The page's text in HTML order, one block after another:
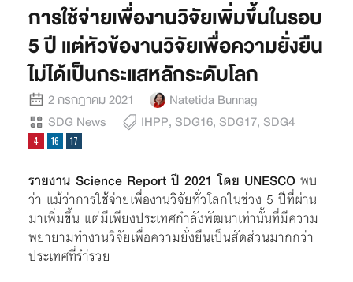
การใช้จ่ายเพื่องานวิจัยเพิ่มขึ้นในรอบ
5 ปี แต่หัวข้องานวิจัยเพื่อความยั่งยืน
ไม่ได้เป็นกระแสหลักระดับโลก
2 กรกฎาคม 2021
Natetida Bunnag
SDG News
IHPP, SDG16, SDG17, SDG4
รายงาน Science Report ปี 2021 โดย UNESCOพบ
ว่า แม้ว่าการใช้จ่ายเพื่องานวิจัยทั่วโลกในช่วง 5 ปีที่ผ่าน
มาเพิ่มขึ้น แต่มีเพียงประเทศกำลังพัฒนาเท่านั้นที่มีความ
พยายามทำงานวิจัยเพื่อความยั่งยืนเป็นสัดส่วนมากกว่า
ประเทศที่รำ่รวย